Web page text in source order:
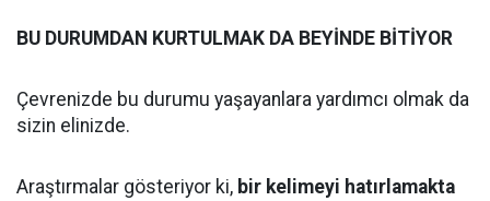
BU DURUMDAN KURTULMAK DA BEYİNDE BİTİYOR
Çevrenizde bu durumu yaşayanlara yardımcı olmak da
sizin elinizde.
Araştırmalar gösteriyor ki, bir kelimeyi hatırlamakta